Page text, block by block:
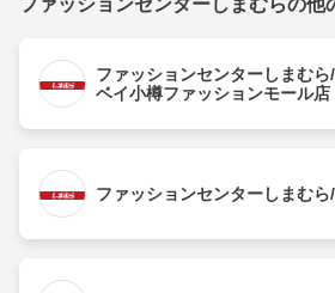
ファッションセンターしまむらの他
ファッションセンターしまむ
ベイ小樽ファッションモール店
ファッションセンターしまむら